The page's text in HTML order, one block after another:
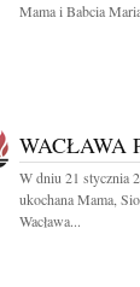
Mama i Babcia
WACŁAWA
W dniu 21 stycznia
ukochana Mama,
Wacława...